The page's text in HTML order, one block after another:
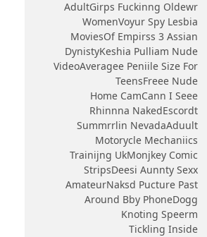
AdultGirps Fuckinng Oldewr
WomenVoyur Spy Lesbia
MoviesOf Empirss 3 Assian
DynistyKeshia Pulliam Nude
VideoAveragee Peniile Size For
TeensFreee Nude
Home CamCann I Seee
Rhinnna NakedEscordt
Summrrlin NevadaAduult
Motorycle Mechaniics
Trainijng UkMonjkey Comic
StripsDeesi Aunnty Sexx
AmateurNaksd Pucture Past
Around Bby PhoneDogg
Knoting Speerm
Tickling Inside